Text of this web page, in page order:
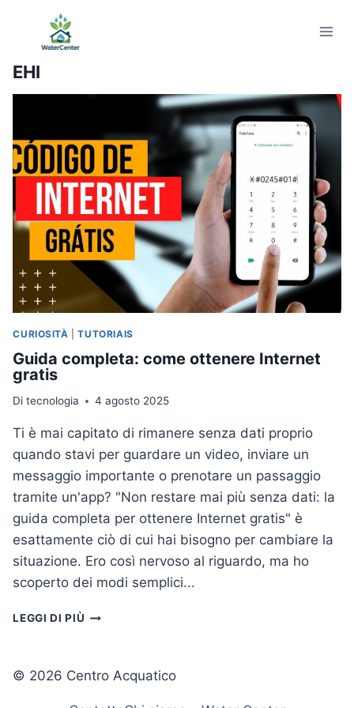
contenuto
EHI
CURIOSITÀ |TUTORIAIS
Guida completa: come ottenere Internet
gratis
Di tecnologia 4 agosto 2025
Ti è mai capitato di rimanere senza dati proprio
quando stavi per guardare un video, inviare un
messaggio importante o prenotare un passaggio
tramite un'app? "Non restare mai più senza dati: la
guida completa per ottenere Internet gratis" è
esattamente ciò di cui hai bisogno per cambiare la
situazione. Ero così nervoso al riguardo, ma ho
scoperto dei modi semplici...
LEGGI DI PIÙ GUIDA
INTERNET
© 2026 Centro Acquatico